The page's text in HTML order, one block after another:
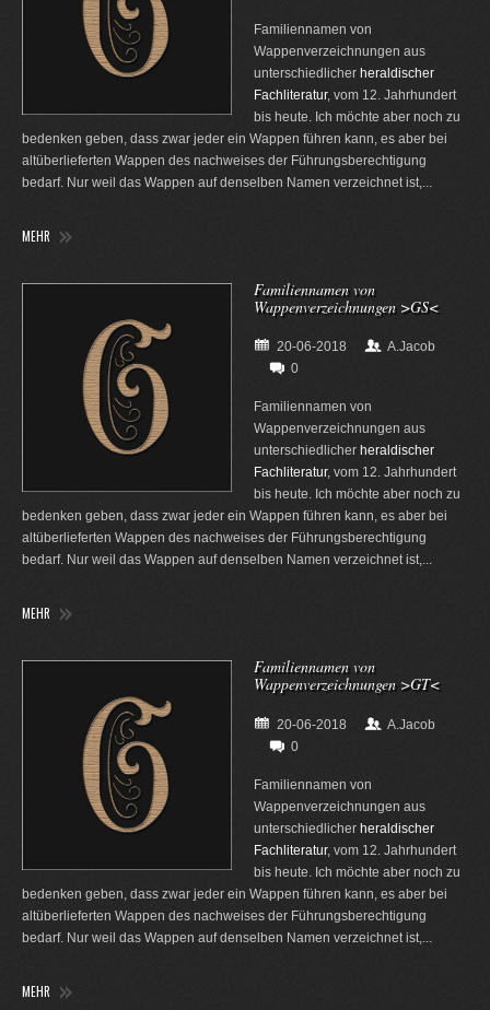
Familiennamen von
Wappenverzeichnungen aus
unterschiedlicher heraldischer
Fachliteratur, vom 12. Jahrhundert
bis heute. Ich möchte aber noch zu
bedenken geben, dass zwar jeder ein Wappen führen kann, es aber bei
altüberlieferten Wappen des nachweises der Führungsberechtigung
bedarf. Nur weil das Wappen auf denselben Namen verzeichnet ist,...
MEHR
Familiennamen von
Wappenverzeichnungen >GS<
20-06-2018
A.Jacob
0
Familiennamen von
Wappenverzeichnungen aus
unterschiedlicher heraldischer
Fachliteratur, vom 12. Jahrhundert
bis heute. Ich möchte aber noch zu
bedenken geben, dass zwar jeder ein Wappen führen kann, es aber bei
altüberlieferten Wappen des nachweises der Führungsberechtigung
bedarf. Nur weil das Wappen auf denselben Namen verzeichnet ist,...
MEHR
Familiennamen von
Wappenverzeichnungen >GT<
20-06-2018
A.Jacob
0
Familiennamen von
Wappenverzeichnungen aus
unterschiedlicher heraldischer
Fachliteratur, vom 12. Jahrhundert
bis heute. Ich möchte aber noch zu
bedenken geben, dass zwar jeder ein Wappen führen kann, es aber bei
altüberlieferten Wappen des nachweises der Führungsberechtigung
bedarf. Nur weil das Wappen auf denselben Namen verzeichnet ist,...
MEHR